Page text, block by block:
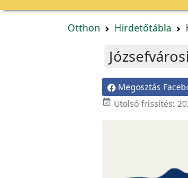
Otthon Hirdetőtábla
Megosztás
 Utolsó frissítés: